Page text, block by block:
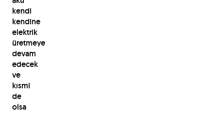
kendi
kendine
elektrik
üretmeye
devam
edecek
ve
kısmi
de
olsa